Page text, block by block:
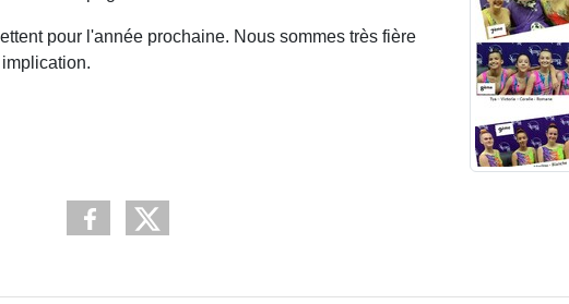
pour l'année prochaine. Nous sommes très fière